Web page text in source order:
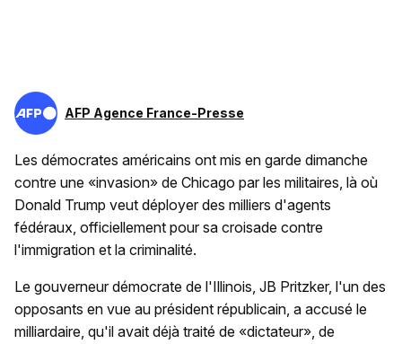
AFP Agence France-Presse
Les démocrates américains ont mis en garde dimanche
contre une «invasion» de Chicago par les militaires, là où
Donald Trump veut déployer des milliers d'agents
fédéraux, officiellement pour sa croisade contre
l'immigration et la criminalité.
Le gouverneur démocrate de l'Illinois, JB Pritzker, l'un des
opposants en vue au président républicain, a accusé le
milliardaire, qu'il avait déjà traité de «dictateur», de